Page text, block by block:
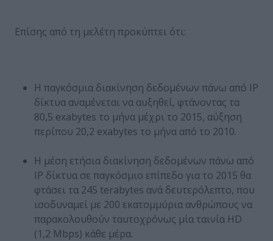
Επίσης από τη μελέτη προκύπτει ότι:
Η παγκόσμια διακίνηση δεδομένων πάνω από IP
δίκτυα αναμένεται να αυξηθεί, φτάνοντας τα
80,5 exabytes το μήνα μέχρι το 2015, αύξηση
περίπου 20,2 exabytes το μήνα από το 2010.
Η μέση ετήσια διακίνηση δεδομένων πάνω από
IP δίκτυα σε παγκόσμιο επίπεδο για το 2015 θα
φτάσει τα 245 terabytes ανά δευτερόλεπτο, που
ισοδυναμεί με 200 εκατομμύρια ανθρώπους να
παρακολουθούν ταυτοχρόνως μία ταινία HD
(1,2 Mbps) κάθε μέρα.